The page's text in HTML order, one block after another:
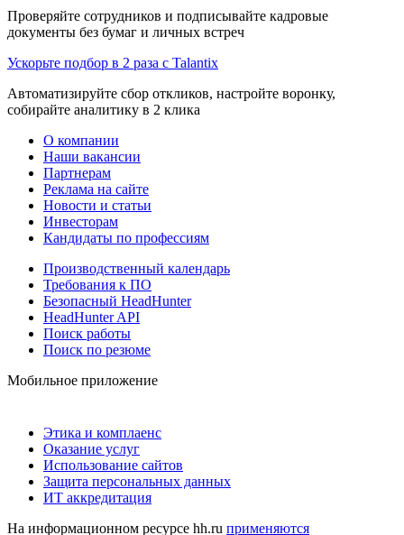
Проверяйте сотрудников и подписывайте кадровые
документы без бумаг и личных встреч
Ускорьте подбор в 2 раза с Talantix
Автоматизируйте сбор откликов, настройте воронку,
собирайте аналитику в 2 клика
О компании
Наши вакансии
Партнерам
Реклама на сайте
Новости и статьи
Инвесторам
Кандидаты по профессиям
Производственный календарь
Требования к ПО
Безопасный HeadHunter
HeadHunter API
Поиск работы
Поиск по резюме
Мобильное приложение
Этика и комплаенс
Оказание услуг
Использование сайтов
Защита персональных данных
ИТ аккредитация
На информационном ресурсе hh.ru применяются